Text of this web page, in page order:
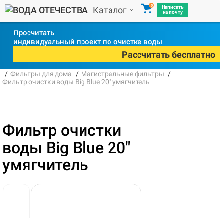
Каталог 0
Написать
на почту
Просчитать
индивидуальный проект по очистке воды
Рассчитать бесплатно
Фильтры для дома
Магистральные фильтры
Фильтр очистки воды Big Blue 20" умягчитель
Фильтр очистки
воды Big Blue 20"
умягчитель